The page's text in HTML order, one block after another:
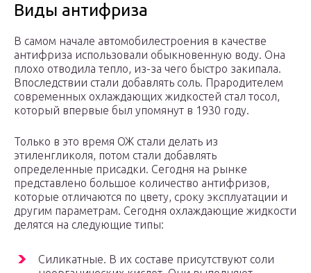
Виды антифриза
В самом начале автомобилестроения в качестве
антифриза использовали обыкновенную воду. Она
плохо отводила тепло, из-за чего быстро закипала.
Впоследствии стали добавлять соль. Прародителем
современных охлаждающих жидкостей стал тосол,
который впервые был упомянут в 1930 году.
Только в это время ОЖ стали делать из
этиленгликоля, потом стали добавлять
определенные присадки. Сегодня на рынке
представлено большое количество антифризов,
которые отличаются по цвету, сроку эксплуатации и
другим параметрам. Сегодня охлаждающие жидкости
делятся на следующие типы:
Силикатные. В их составе присутствуют соли